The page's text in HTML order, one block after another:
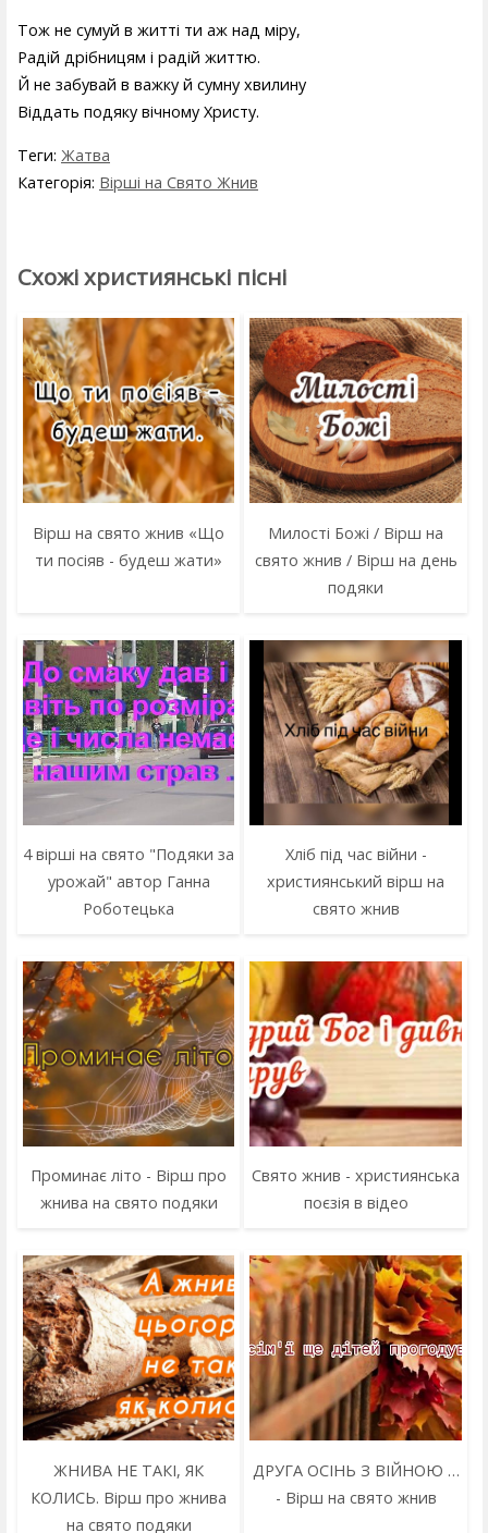
Тож не сумуй в житті ти аж над міру,
Радій дрібницям і радій життю.
Й не забувай в важку й сумну хвилину
Віддать подяку вічному Христу.
Теги: Жатва
Категорія: Вірші на Свято Жнив
Схожі християнські пісні
Вірш на свято жнив «Що
ти посіяв - будеш жати»
Милості Божі / Вірш на
свято жнив / Вірш на день
подяки
4 вірші на свято "Подяки за
урожай" автор Ганна
Роботецька
Хліб під час війни -
християнський вірш на
свято жнив
Проминає літо - Вірш про
жнива на свято подяки
Свято жнив - християнська
поєзія в відео
ЖНИВА НЕ ТАКІ, ЯК
КОЛИСЬ. Вірш про жнива
на свято подяки
ДРУГА ОСІНЬ З ВІЙНОЮ …
- Вірш на свято жнив